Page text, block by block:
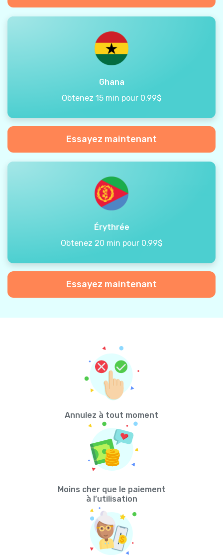
Ghana
Obtenez 15 min pour 0.99$
Essayez maintenant
Érythrée
Obtenez 20 min pour 0.99$
Essayez maintenant
Annulez à tout moment
Moins cher que le paiement
à l’utilisation